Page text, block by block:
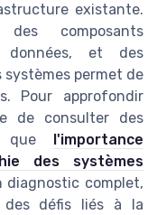
existante.
composants
données, et des
permet de
Pour approfondir
de consulter des
que
l'importance
des systèmes
diagnostic complet,
des défis liés à la